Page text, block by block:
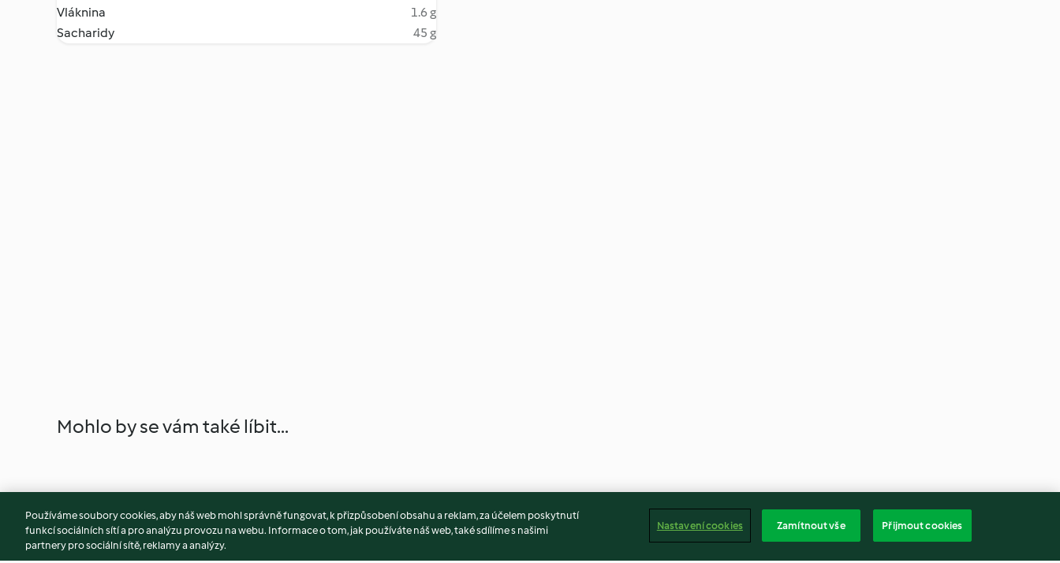
Vláknina
1.6 g
Sacharidy
45 g
Mohlo by se vám také líbit...
Používáme soubory cookies, aby náš web mohl správně fungovat, k přizpůsobení obsahu a reklam, za účelem poskytnutí
funkcí sociálních sítí a pro analýzu provozu na webu. Informace o tom, jak používáte náš web, také sdílíme s našimi
partnery pro sociální sítě, reklamy a analýzy.
Nastavení cookies Zamítnout vše Přijmout cookies